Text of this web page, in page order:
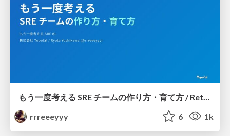
rrreeeyyy
6 1k